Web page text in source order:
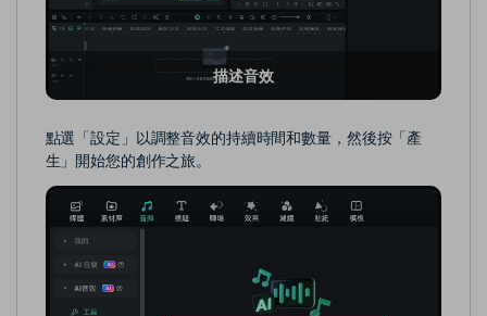
描述音效
點選「設定」以調整音效的持續時間和數量，然後按「產
生」開始您的創作之旅。